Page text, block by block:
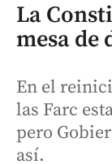
La
mesa de
En el
las Farc
pero
así.